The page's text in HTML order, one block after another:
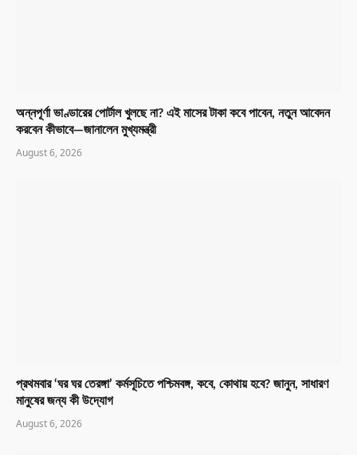
অন্নপূর্ণা ভাণ্ডারের পোর্টাল খুলছে না? এই মাসের টাকা কবে পাবেন, নতুন আবেদন
করবেন কীভাবে—জানালেন মুখ্যমন্ত্রী
August 6, 2026
প্রথমবার ‘ঘর ঘর তেরঙ্গা’ কর্মসূচিতে পশ্চিমবঙ্গ, কবে, কোথায় হবে? জানুন, সাধারণ
মানুষের জন্য কী উদ্যোগ
August 6, 2026